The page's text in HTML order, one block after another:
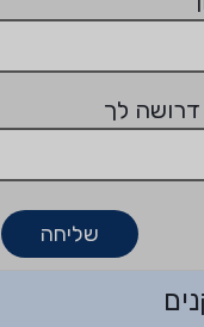
דרושה לך
שליחה